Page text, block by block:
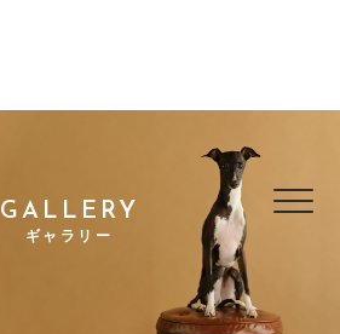
GALLERY
ギャラリー